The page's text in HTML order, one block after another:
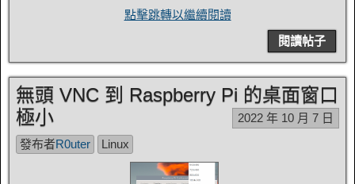
點擊跳轉以繼續閱讀
閱讀帖子
無頭 VNC 到 Raspberry Pi 的桌面窗口
極小
2022 年 10 月 7 日
發布者R0uter Linux